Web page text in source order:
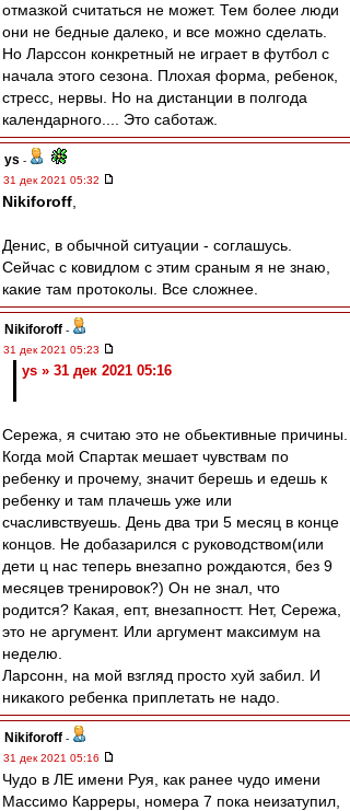
отмазкой считаться не может. Тем более люди
они не бедные далеко, и все можно сделать.
Но Ларссон конкретный не играет в футбол с
начала этого сезона. Плохая форма, ребенок,
стресс, нервы. Но на дистанции в полгода
календарного.... Это саботаж.
ys -
31 дек 2021 05:32
Nikiforoff
Денис, в обычной ситуации - соглашусь.
Сейчас с ковидлом с этим сраным я не знаю,
какие там протоколы. Все сложнее.
Nikiforoff -
31 дек 2021 05:23
ys » 31 дек 2021 05:16
Сережа, я считаю это не обьективные причины.
Когда мой Спартак мешает чувствам по
ребенку и прочему, значит берешь и едешь к
ребенку и там плачешь уже или
счасливствуешь. День два три 5 месяц в конце
концов. Не добазарился с руководством(или
дети ц нас теперь внезапно рождаются, без 9
месяцев тренировок?) Он не знал, что
родится? Какая, епт, внезапностт. Нет, Сережа,
это не аргумент. Или аргумент максимум на
неделю.
Ларсонн, на мой взгляд просто хуй забил. И
никакого ребенка приплетать не надо.
Nikiforoff -
31 дек 2021 05:16
Чудо в ЛЕ имени Руя, как ранее чудо имени
Массимо Карреры, номера 7 пока неизатупил,